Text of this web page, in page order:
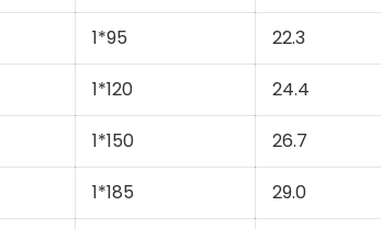
1*95 22.3
1*120 24.4
1*150 26.7
1*185 29.0